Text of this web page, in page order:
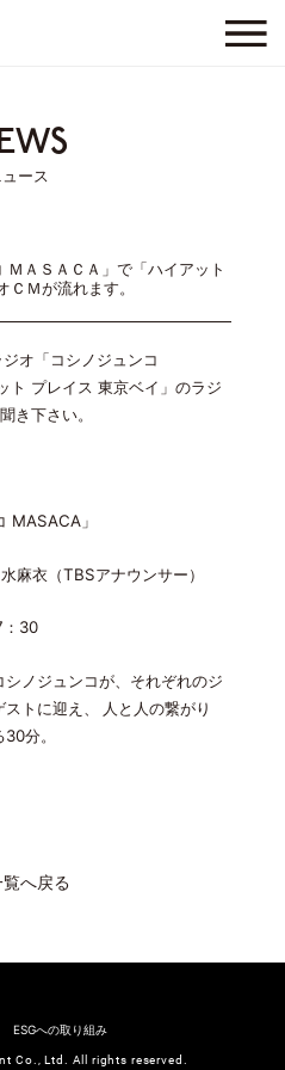
ュース
ＡＳＡＣＡ」で「ハイアット
Ｍが流れます。
オ「コシノジュンコ
ト プレイス 東京ベイ」のラジ
き下さい。
MASACA」
麻衣（TBSアナウンサー）
： 30
ノジュンコが、それぞれのジ
トに迎え、
人と人の繋がり
30分。
覧へ戻る
ESGへの取り組み
Co., Ltd. All rights reserved.